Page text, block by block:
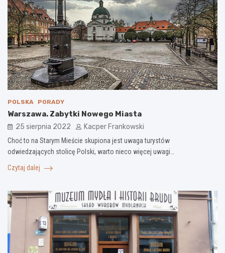
POLSKA PORADY
Warszawa. Zabytki Nowego Miasta
25 sierpnia 2022 Kacper Frankowski
Choć to na Starym Mieście skupiona jest uwaga turystów
odwiedzających stolicę Polski, warto nieco więcej uwagi…
Czytaj dalej